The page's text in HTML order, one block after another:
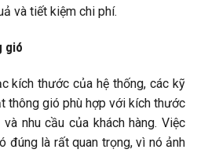
và tiết kiệm chi phí.
gió
kích thước của hệ thống, các kỹ
thông gió phù hợp với kích thước
nhu cầu của khách hàng. Việc
đúng là rất quan trọng, vì nó ảnh